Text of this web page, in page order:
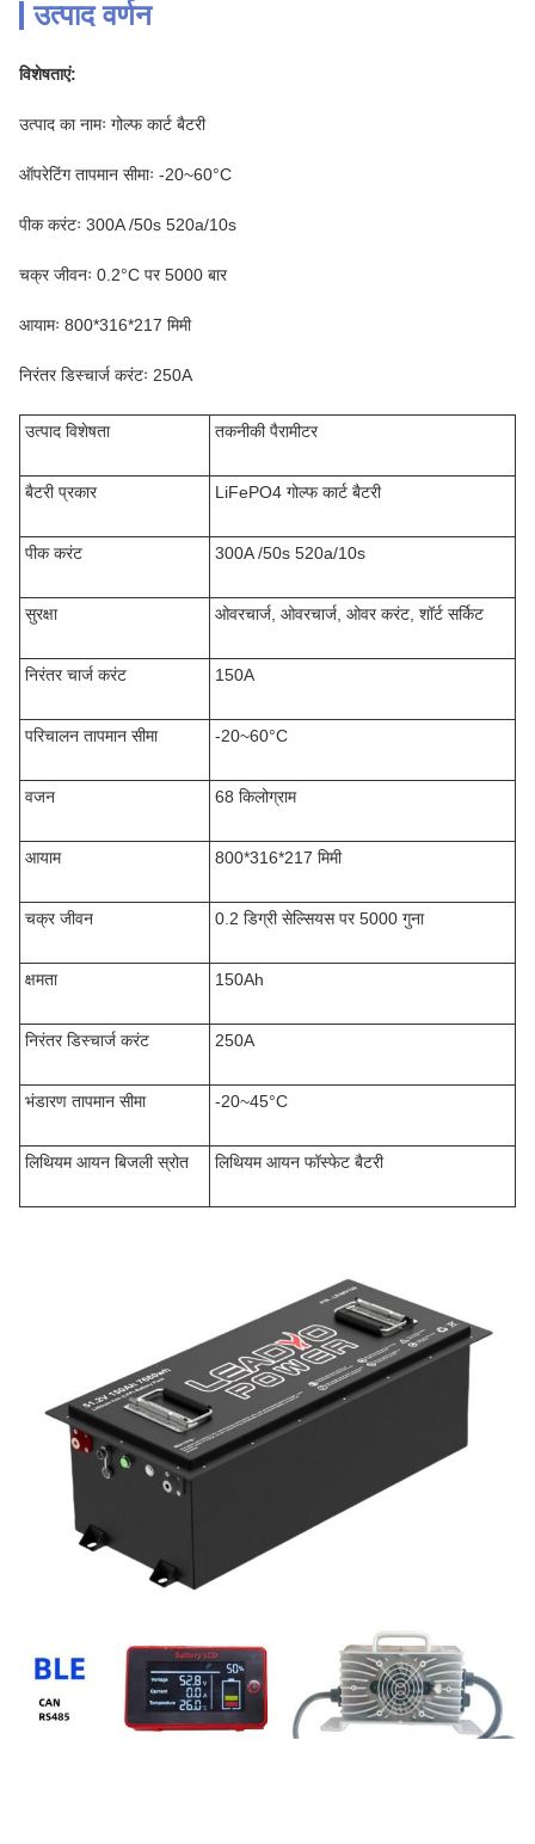
उत्पाद वर्णन
विशेषताएं:
उत्पाद का नामः गोल्फ कार्ट बैटरी
ऑपरेटिंग तापमान सीमाः -20~60°C
पीक करंटः 300A /50s 520a/10s
चक्र जीवनः 0.2°C पर 5000 बार
आयामः 800*316*217 मिमी
निरंतर डिस्चार्ज करंटः 250A
उत्पाद विशेषता तकनीकी पैरामीटर
बैटरी प्रकार LiFePO4 गोल्फ कार्ट बैटरी
पीक करंट 300A /50s 520a/10s
सुरक्षा ओवरचार्ज, ओवरचार्ज, ओवर करंट, शॉर्ट सर्किट
निरंतर चार्ज करंट 150A
परिचालन तापमान सीमा -20~60°C
वजन 68 किलोग्राम
आयाम 800*316*217 मिमी
चक्र जीवन 0.2 डिग्री सेल्सियस पर 5000 गुना
क्षमता 150Ah
निरंतर डिस्चार्ज करंट 250A
भंडारण तापमान सीमा -20~45°C
लिथियम आयन बिजली स्रोत लिथियम आयन फॉस्फेट बैटरी